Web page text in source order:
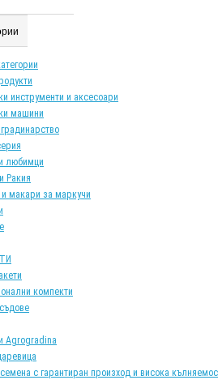
инструменти и аксесоари
машини
любимци
Ракия
и макари за маркучи
компекти
Agrogradina
с гарантиран произход и висока